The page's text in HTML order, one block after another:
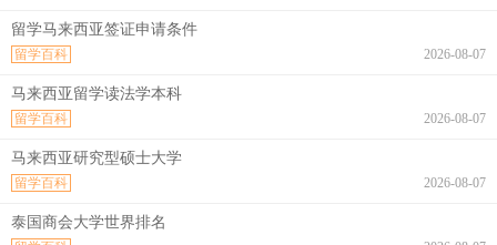
留学马来西亚签证申请条件
2026-08-07
留学百科
马来西亚留学读法学本科
2026-08-07
留学百科
马来西亚研究型硕士大学
2026-08-07
留学百科
泰国商会大学世界排名